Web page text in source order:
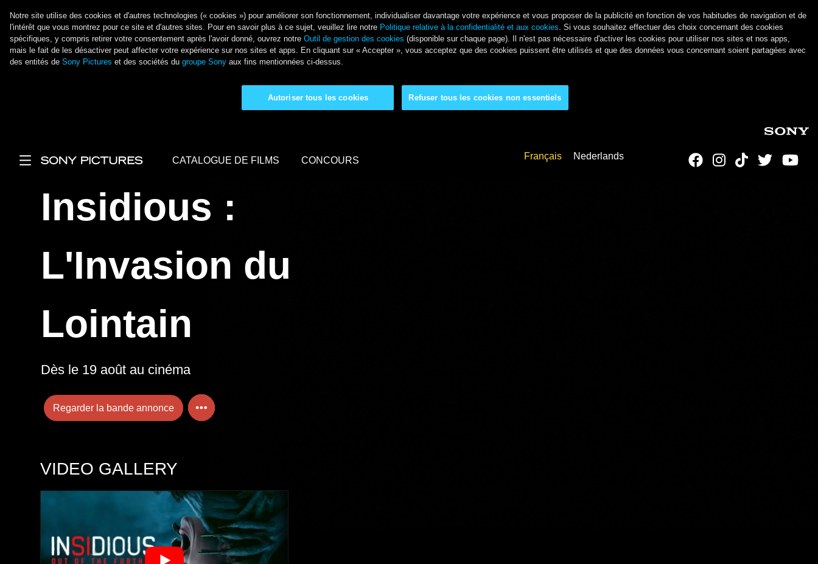
Notre site utilise des cookies et d'autres technologies (« cookies ») pour améliorer son fonctionnement, individualiser davantage votre expérience et vous proposer de la publicité en fonction de vos habitudes de navigation et de
l'intérêt que vous montrez pour ce site et d'autres sites. Pour en savoir plus à ce sujet, veuillez lire notre Politique relative à la confidentialité et aux cookies. Si vous souhaitez effectuer des choix concernant des cookies
spécifiques, y compris retirer votre consentement après l'avoir donné, ouvrez notre Outil de gestion des cookies (disponible sur chaque page). Il n'est pas nécessaire d'activer les cookies pour utiliser nos sites et nos apps,
mais le fait de les désactiver peut affecter votre expérience sur nos sites et apps. En cliquant sur « Accepter », vous acceptez que des cookies puissent être utilisés et que des données vous concernant soient partagées avec
des entités de Sony Pictures et des sociétés du groupe Sony aux fins mentionnées ci-dessus.
Refuser tous les cookies non essentiels
Autoriser tous les cookies
CATALOGUE DE FILMS CONCOURS Français Nederlands Social Links
Insidious :
L'Invasion du
Lointain
Dès le 19 août au cinéma
Regarder la bande annonce
VIDEO GALLERY